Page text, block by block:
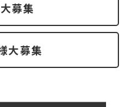
募集
大募集